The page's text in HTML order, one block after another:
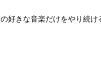
好きな音楽だけをやり続け